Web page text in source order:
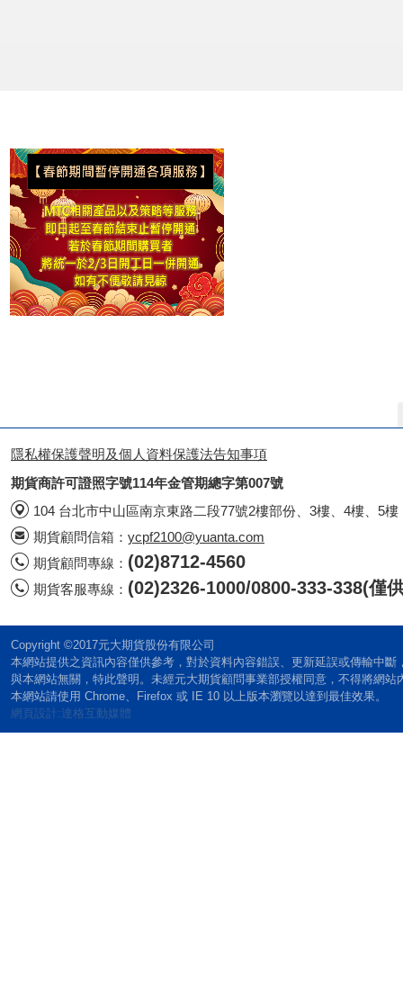
隱私權保護聲明及個人資料保護法告知事項
期貨商許可證照字號114年金管期總字第007號
104 台北市中山區南京東路二段77號2樓部份、3樓、4樓、5樓
期貨顧問信箱： ycpf2100@yuanta.com
期貨顧問專線： (02)8712-4560
期貨客服專線： (02)2326-1000/0800-333-338(僅
Copyright ©2017元大期貨股份有限公司
本網站提供之資訊內容僅供參考，對於資料內容錯誤、更新延誤或傳輸中
與本網站無關，特此聲明。未經元大期貨顧問事業部授權同意，不得將網站
本網站請使用 Chrome、Firefox 或 IE 10 以上版本瀏覽以達到最佳效果。
網頁設計:達格互動媒體